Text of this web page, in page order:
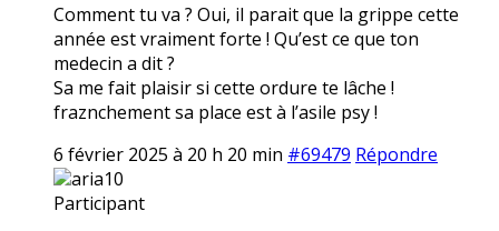
Comment tu va ? Oui, il parait que la grippe cette
année est vraiment forte ! Qu’est ce que ton
medecin a dit ?
Sa me fait plaisir si cette ordure te lâche !
fraznchement sa place est à l’asile psy !
6 février 2025 à 20 h 20 min #69479 Répondre
aria10
Participant